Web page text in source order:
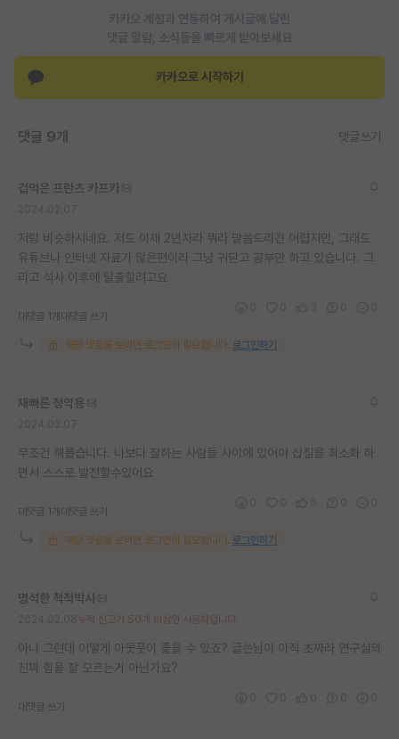
학술 정보 게시판
홍보 게시판
커리어
반도체 아카데미
카카오 계정과 연동하여 게시글에 달린
댓글 알람, 소식등을 빠르게 받아보세요
카카오로 시작하기
댓글 9개 댓글쓰기
겁먹은 프란츠 카프카
저랑 비슷하시네요. 저도 이제 2년차라 뭐라 말씀드리긴 어렵지만, 그래도
유튜브나 인터넷 자료가 많은편이라 그냥 귀닫고 공부만 하고 있습니다. 그
리고 석사 이후에 탈출할려고요
대댓글 1개 대댓글 쓰기
해당 댓글을 보려면 로그인이 필요합니다. 로그인하기
재빠른 정약용
무조건 해롭습니다. 나보다 잘하는 사람들 사이에 있어야 삽질을 최소화 하
면서 스스로 발전할수있어요
대댓글 1개 대댓글 쓰기
해당 댓글을 보려면 로그인이 필요합니다. 로그인하기
명석한 척척박사
누적 신고가 50개 이상인 사용자입니다.
아니 그런데 어떻게 아웃풋이 좋을 수 있죠? 글쓴님이 아직 초짜라 연구실의
진짜 힘을 잘 모르는거 아닌가요?
대댓글 쓰기